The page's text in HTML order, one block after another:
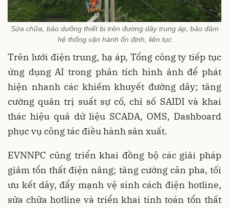
Sửa chữa, bảo dưỡng thiết bị trên đường dây trung áp, bảo đảm
hệ thống vận hành ổn định, liên tục
Trên lưới điện trung, hạ áp, Tổng công ty tiếp tục
ứng dụng AI trong phân tích hình ảnh để phát
hiện nhanh các khiếm khuyết đường dây; tăng
cường quản trị suất sự cố, chỉ số SAIDI và khai
thác hiệu quả dữ liệu SCADA, OMS, Dashboard
phục vụ công tác điều hành sản xuất.
EVNNPC cũng triển khai đồng bộ các giải pháp
giảm tổn thất điện năng; tăng cường cân pha, tối
ưu kết dây, đẩy mạnh vệ sinh cách điện hotline,
sửa chữa hotline và triển khai tính toán tổn thất